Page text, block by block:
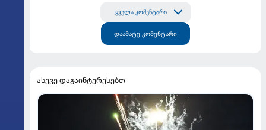
ყველა კომენტარი
დაამატე კომენტარი
ასევე დაგაინტერესებთ